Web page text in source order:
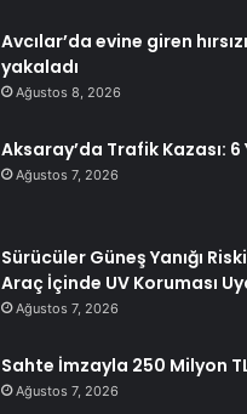
Avcılar’da evine giren
yakaladı
Ağustos 8, 2026
Aksaray’da Trafik Kazası: 6
Ağustos 7, 2026
Sürücüler Güneş Yanığı
Araç İçinde UV Koruması
Ağustos 7, 2026
Sahte İmzayla 250 Milyon
Ağustos 7, 2026